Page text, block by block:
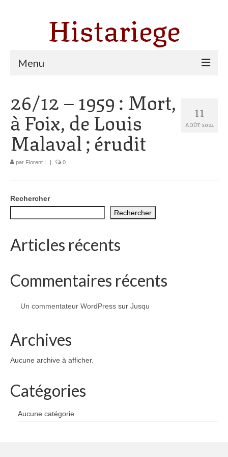
Histariege
Menu
Thèmes
Agriculture, forêt et pastoralisme
Pastoralisme
Catharisme
Dates ariégeoises
1002 à 1298
1505 à 1589
1800 à 1899
1901 à 1948
1950 à 2006
11
AOÛT 2024
26/12 – 1959 : Mort,
à Foix, de Louis
Malaval ; érudit
par Florent | | 0
Rechercher
Rechercher
Articles récents
Commentaires récents
Un commentateur WordPress sur Jusqu
Archives
Aucune archive à afficher.
Catégories
Aucune catégorie